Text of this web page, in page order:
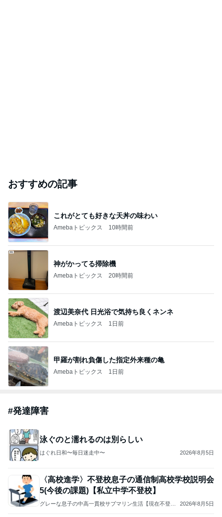
おすすめの記事
これがとても好きな天丼の味わい
Amebaトピックス 10時間前
神がかってる掃除機
Amebaトピックス 20時間前
渡辺美奈代 日光浴で気持ち良くネンネ
Amebaトピックス 1日前
甲羅が割れ負傷した指定外来種の亀
Amebaトピックス 1日前
#発達障害
泳ぐのと濡れるのは別らしい
はぐれ日和〜毎日迷走中〜 2026年8月5日
〈高校進学〉不登校息子の通信制高校学校説明会
5(今後の課題)【私立中学不登校】
グレーな息子の中高一貫校サブマリン生活【現在不登
2026年8月5日